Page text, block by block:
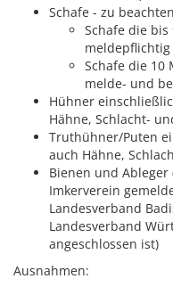
Schafe - zu
Schafe die
meldepflichtig
Schafe die 10
melde- und
Hühner
Hähne, Schlacht-
Truthühner/Puten
auch Hähne,
Bienen und Ableger
Imkerverein
Landesverband
Landesverband
angeschlossen ist)
Ausnahmen: